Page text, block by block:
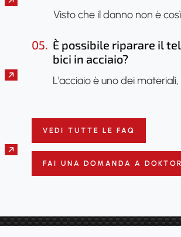
sembra che sia saltato
caso di farla vedere? Si
una radiografia per
ha subito danni?
Visto che il danno non è
05. È possibile riparare il
bici in acciaio?
L'acciaio è uno dei
VEDI TUTTE LE FAQ
FAI UNA DOMANDA A